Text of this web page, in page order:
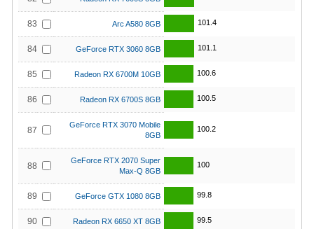
83 Arc A580 8GB 101.4
84 GeForce RTX 3060 8GB 101.1
85 Radeon RX 6700M 10GB 100.6
86 Radeon RX 6700S 8GB 100.5
87
GeForce RTX 3070 Mobile
8GB
100.2
88
GeForce RTX 2070 Super
Max-Q 8GB
100
89 GeForce GTX 1080 8GB 99.8
90 Radeon RX 6650 XT 8GB 99.5